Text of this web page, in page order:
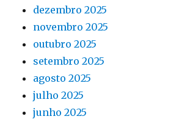
dezembro 2025
novembro 2025
outubro 2025
setembro 2025
agosto 2025
julho 2025
junho 2025